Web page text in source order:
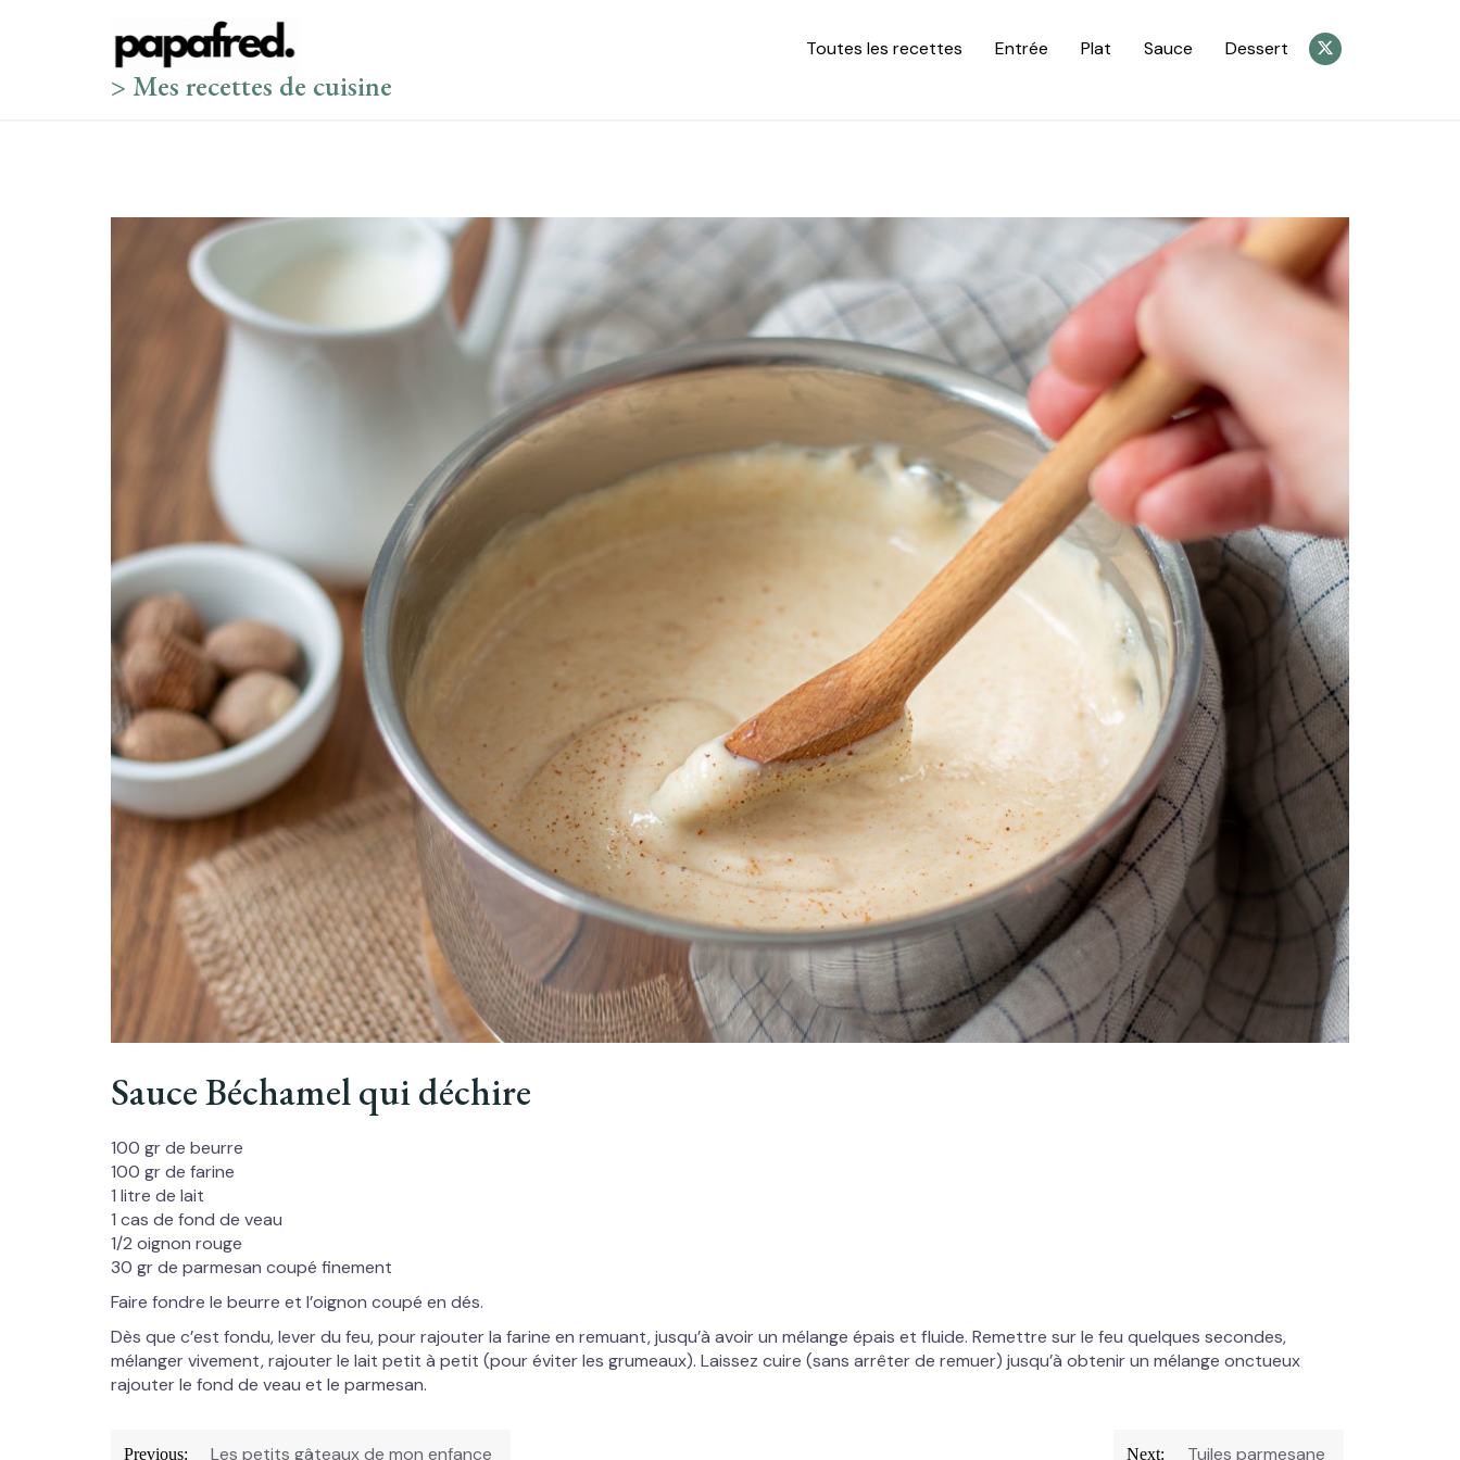
> Mes recettes de cuisine
Toutes les recettes Entrée Plat Sauce Dessert
Sauce Béchamel qui déchire
100 gr de beurre
100 gr de farine
1 litre de lait
1 cas de fond de veau
1/2 oignon rouge
30 gr de parmesan coupé finement
Faire fondre le beurre et l’oignon coupé en dés.
Dès que c’est fondu, lever du feu, pour rajouter la farine en remuant, jusqu’à avoir un mélange épais et fluide. Remettre sur le feu quelques secondes,
mélanger vivement, rajouter le lait petit à petit (pour éviter les grumeaux). Laissez cuire (sans arrêter de remuer) jusqu’à obtenir un mélange onctueux
rajouter le fond de veau et le parmesan.
Navigation
Previous: Les petits gâteaux de mon enfance Next: Tuiles parmesane